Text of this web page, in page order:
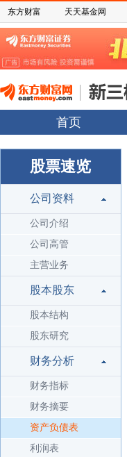
东方财富 天天基金网
首页
股票速览
公司资料
公司介绍
公司高管
主营业务
股本股东
股本结构
股东研究
财务分析
财务指标
财务摘要
资产负债表
利润表